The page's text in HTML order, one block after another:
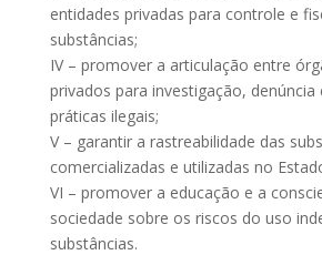
entidades privadas para controle e
substâncias;
IV – promover a articulação entre
privados para investigação, denúncia
práticas ilegais;
V – garantir a rastreabilidade das
comercializadas e utilizadas no
VI – promover a educação e a
sociedade sobre os riscos do uso
substâncias.